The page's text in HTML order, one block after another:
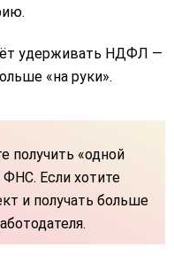
удерживать НДФЛ —
«на руки».
получить «одной
Если хотите
и получать больше